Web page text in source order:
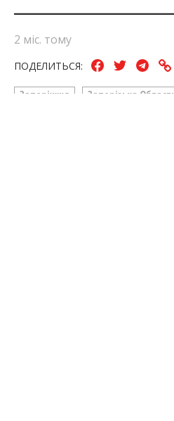
2 міс. тому
ПОДЕЛИТЬСЯ:
Запоріжжя Запорізька Область